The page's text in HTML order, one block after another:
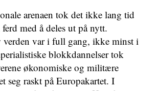
arenaen tok det ikke lang tid
med å deles ut på nytt.
var i full gang, ikke minst i
blokkdannelser tok
økonomiske og militære
seg raskt på Europakartet. I